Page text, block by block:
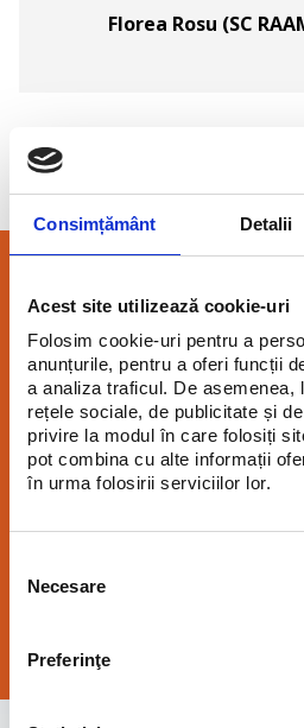
Consimțământ Detalii
Acest site utilizează cookie-uri
Folosim cookie-uri pentru a
anunțurile, pentru a oferi funcții
a analiza traficul. De asemenea,
rețele sociale, de publicitate și
privire la modul în care folosiți
pot combina cu alte informații
în urma folosirii serviciilor lor.
consimțământului
Necesare
Preferinţe
Florea Rosu (SC
Haide să
despre
tău!